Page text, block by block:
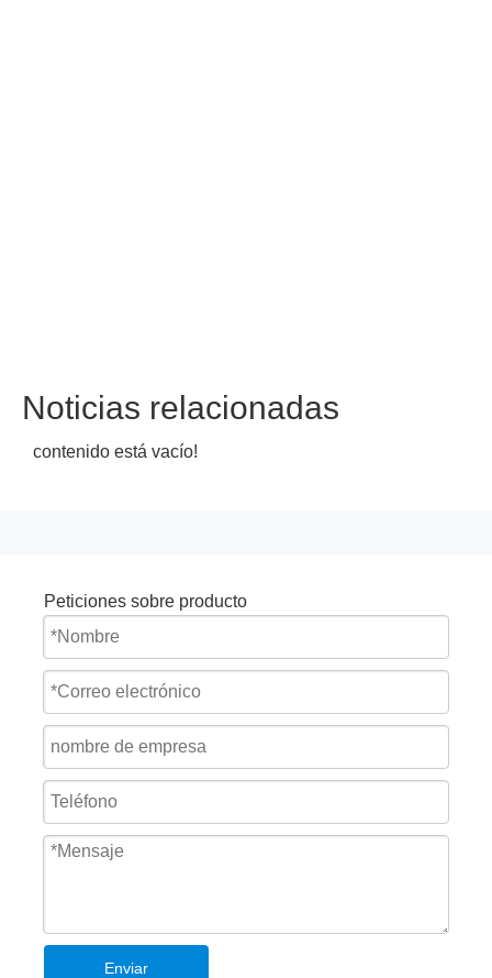
Noticias relacionadas
contenido está vacío!
Peticiones sobre producto
Enviar